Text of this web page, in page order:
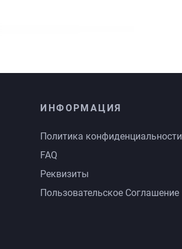
ИНФОРМАЦИЯ
Политика конфиденциальности
FAQ
Реквизиты
Пользовательское Соглашение